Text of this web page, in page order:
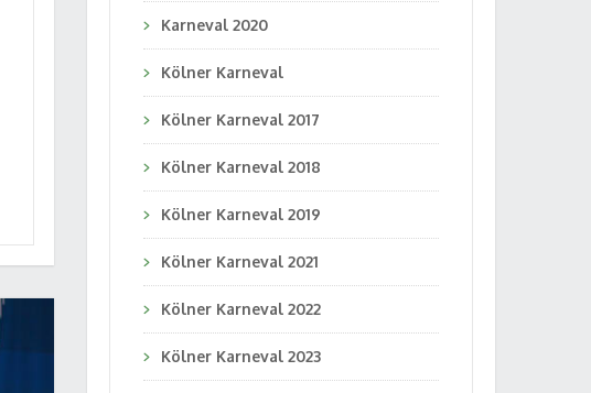
Karneval 2020
Kölner Karneval
Kölner Karneval 2017
Kölner Karneval 2018
Kölner Karneval 2019
Kölner Karneval 2021
Kölner Karneval 2022
Kölner Karneval 2023